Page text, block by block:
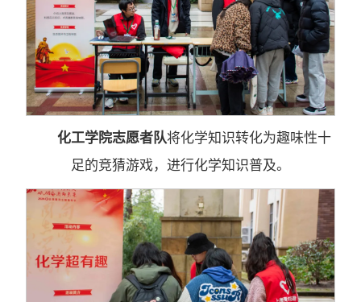
化工学院志愿者队将化学知识转化为趣味性十
足的竞猜游戏，进行化学知识普及。